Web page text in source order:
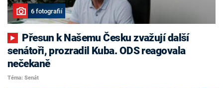
6 fotografií
senátoři, prozradil Kuba. ODS reagovala
nečekaně
Téma: Senát